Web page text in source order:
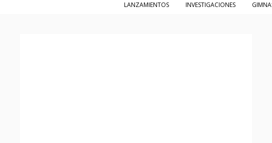
LANZAMIENTOS INVESTIGACIONES